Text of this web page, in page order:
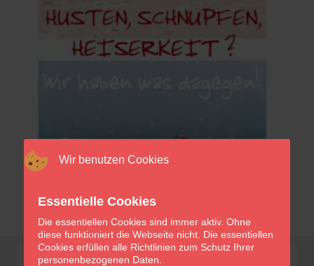
Wir benutzen Cookies
Essentielle Cookies
Die essentiellen Cookies sind immer aktiv. Ohne
diese funktioniert die Webseite nicht. Die essentiellen
Cookies erfüllen alle Richtlinien zum Schutz Ihrer
personenbezogenen Daten.